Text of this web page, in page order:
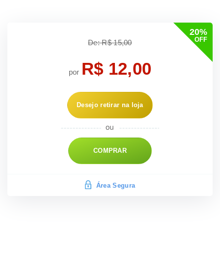
20%
OFF
De: R$ 15,00
por R$ 12,00
Desejo retirar na loja
COMPRAR
Área Segura